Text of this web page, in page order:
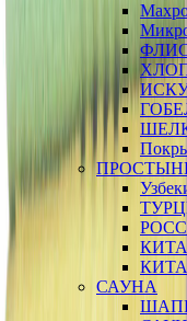
САУНА